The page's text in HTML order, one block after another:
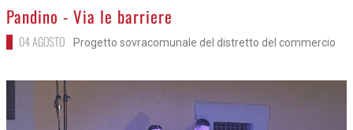
>
Pandino - Via le barriere
04 AGOSTO Progetto sovracomunale del distretto del commercio